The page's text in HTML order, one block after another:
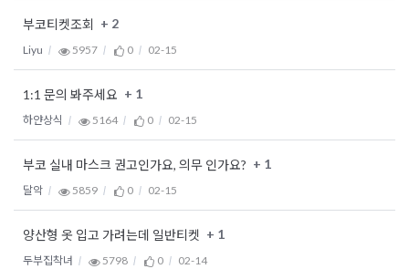
부코티켓조회 + 2
Liyu 5957 0 02-15
1:1 문의 봐주세요 + 1
하얀상식 5164 0 02-15
부코 실내 마스크 권고인가요, 의무 인가요? + 1
달악 5859 0 02-15
양산형 옷 입고 가려는데 일반티켓 + 1
두부집착녀 5798 0 02-14